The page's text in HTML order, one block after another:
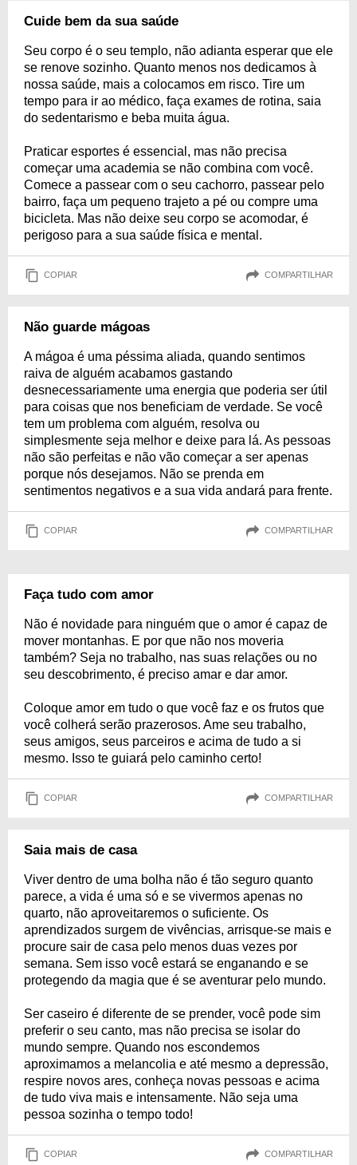
Cuide bem da sua saúde
Seu corpo é o seu templo, não adianta esperar que ele
se renove sozinho. Quanto menos nos dedicamos à
nossa saúde, mais a colocamos em risco. Tire um
tempo para ir ao médico, faça exames de rotina, saia
do sedentarismo e beba muita água.
Praticar esportes é essencial, mas não precisa
começar uma academia se não combina com você.
Comece a passear com o seu cachorro, passear pelo
bairro, faça um pequeno trajeto a pé ou compre uma
bicicleta. Mas não deixe seu corpo se acomodar, é
perigoso para a sua saúde física e mental.
COPIAR COMPARTILHAR
Não guarde mágoas
A mágoa é uma péssima aliada, quando sentimos
raiva de alguém acabamos gastando
desnecessariamente uma energia que poderia ser útil
para coisas que nos beneficiam de verdade. Se você
tem um problema com alguém, resolva ou
simplesmente seja melhor e deixe para lá. As pessoas
não são perfeitas e não vão começar a ser apenas
porque nós desejamos. Não se prenda em
sentimentos negativos e a sua vida andará para frente.
COPIAR COMPARTILHAR
Faça tudo com amor
Não é novidade para ninguém que o amor é capaz de
mover montanhas. E por que não nos moveria
também? Seja no trabalho, nas suas relações ou no
seu descobrimento, é preciso amar e dar amor.
Coloque amor em tudo o que você faz e os frutos que
você colherá serão prazerosos. Ame seu trabalho,
seus amigos, seus parceiros e acima de tudo a si
mesmo. Isso te guiará pelo caminho certo!
COPIAR COMPARTILHAR
Saia mais de casa
Viver dentro de uma bolha não é tão seguro quanto
parece, a vida é uma só e se vivermos apenas no
quarto, não aproveitaremos o suficiente. Os
aprendizados surgem de vivências, arrisque-se mais e
procure sair de casa pelo menos duas vezes por
semana. Sem isso você estará se enganando e se
protegendo da magia que é se aventurar pelo mundo.
Ser caseiro é diferente de se prender, você pode sim
preferir o seu canto, mas não precisa se isolar do
mundo sempre. Quando nos escondemos
aproximamos a melancolia e até mesmo a depressão,
respire novos ares, conheça novas pessoas e acima
de tudo viva mais e intensamente. Não seja uma
pessoa sozinha o tempo todo!
COPIAR COMPARTILHAR